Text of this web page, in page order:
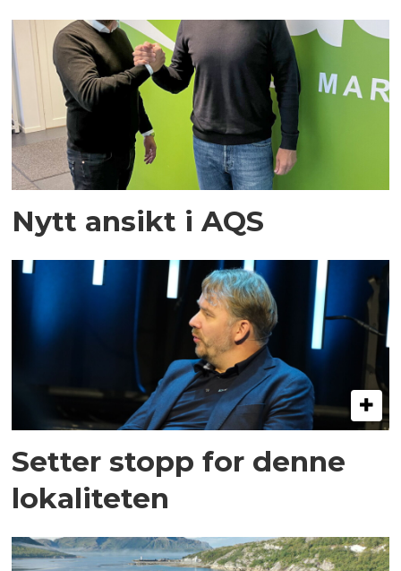
Nytt ansikt i AQS
Setter stopp for denne
lokaliteten